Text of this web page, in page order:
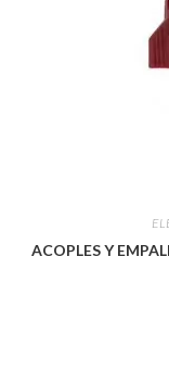
ACOPLES Y